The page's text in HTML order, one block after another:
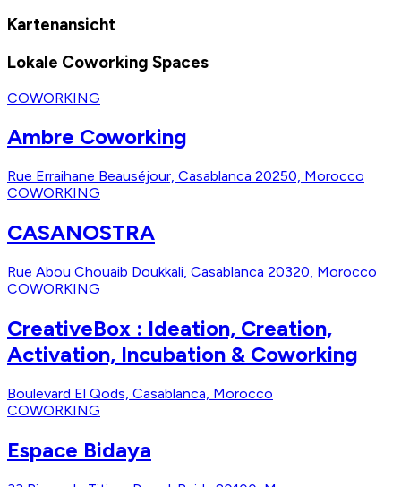
Kartenansicht
Lokale Coworking Spaces
COWORKING
Ambre Coworking
Rue Erraihane Beauséjour, Casablanca 20250, Morocco
COWORKING
CASANOSTRA
Rue Abou Chouaib Doukkali, Casablanca 20320, Morocco
COWORKING
CreativeBox : Ideation, Creation,
Activation, Incubation & Coworking
Boulevard El Qods, Casablanca, Morocco
COWORKING
Espace Bidaya